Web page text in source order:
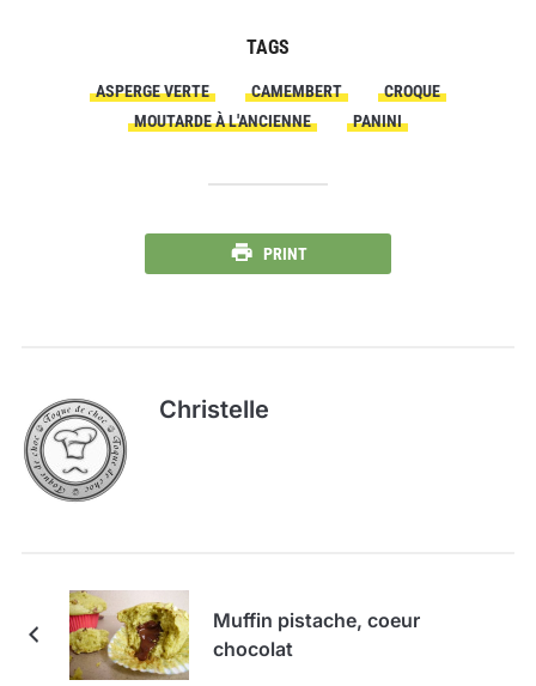
TAGS
ASPERGE VERTE CAMEMBERT
CROQUE
MOUTARDE À L'ANCIENNE
PANINI
PRINT
Christelle
Muffin pistache, coeur
chocolat